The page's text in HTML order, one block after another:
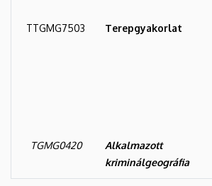
TTGMG7503 Terepgyakorlat
TGMG0420
Alkalmazott
kriminálgeográfia